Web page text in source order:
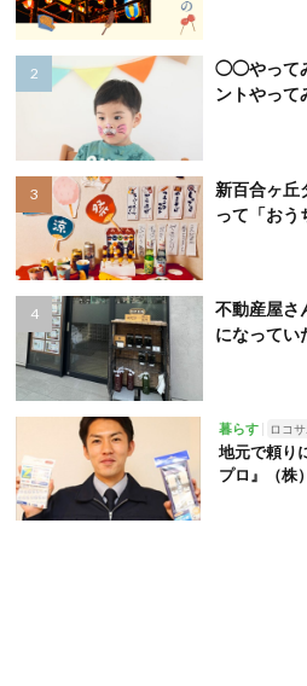
◯◯やって
ントやって
新百合ヶ丘
って「おう
不動産屋さ
になってい
暮らす ロコ
地元で頼り
プロ』（株